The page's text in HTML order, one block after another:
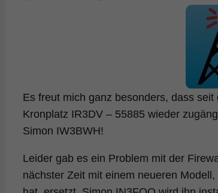
Es freut mich ganz besonders, dass
Kronplatz IR3DV – 55885 wieder
Simon IW3BWH!
Leider gab es ein Problem mit der
nächster Zeit mit einem neueren